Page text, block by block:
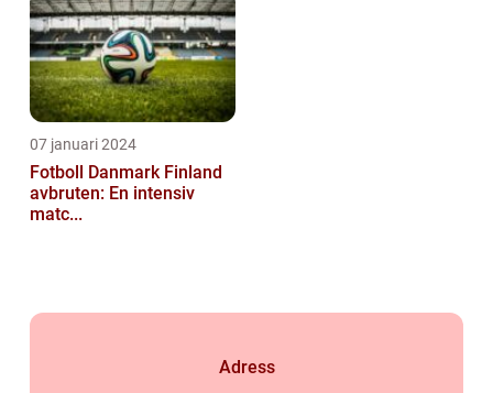
07 januari 2024
Fotboll Danmark Finland
avbruten: En intensiv
matc...
Adress